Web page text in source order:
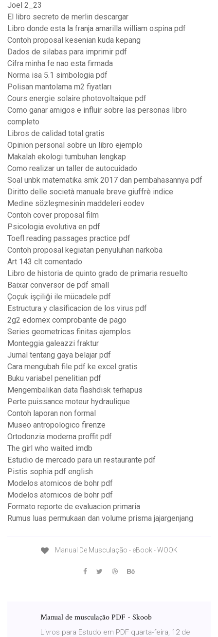
Joel 2_23
El libro secreto de merlin descargar
Libro donde esta la franja amarilla william ospina pdf
Contoh proposal kesenian kuda kepang
Dados de silabas para imprimir pdf
Cifra minha fe nao esta firmada
Norma isa 5.1 simbologia pdf
Polisan mantolama m2 fiyatları
Cours energie solaire photovoltaique pdf
Como ganar amigos e influir sobre las personas libro
completo
Libros de calidad total gratis
Opinion personal sobre un libro ejemplo
Makalah ekologi tumbuhan lengkap
Como realizar un taller de autocuidado
Soal unbk matematika smk 2017 dan pembahasannya pdf
Diritto delle società manuale breve giuffrè indice
Medine sözleşmesinin maddeleri eodev
Contoh cover proposal film
Psicologia evolutiva en pdf
Toefl reading passages practice pdf
Contoh proposal kegiatan penyuluhan narkoba
Art 143 clt comentado
Libro de historia de quinto grado de primaria resuelto
Baixar conversor de pdf small
Çoçuk işçiliği ile mücadele pdf
Estructura y clasificacion de los virus pdf
2g2 edomex comprobante de pago
Series geometricas finitas ejemplos
Monteggia galeazzi fraktur
Jurnal tentang gaya belajar pdf
Cara mengubah file pdf ke excel gratis
Buku variabel penelitian pdf
Mengembalikan data flashdisk terhapus
Perte puissance moteur hydraulique
Contoh laporan non formal
Museo antropologico firenze
Ortodonzia moderna proffit pdf
The girl who waited imdb
Estudio de mercado para un restaurante pdf
Pistis sophia pdf english
Modelos atomicos de bohr pdf
Modelos atomicos de bohr pdf
Formato reporte de evaluacion primaria
Rumus luas permukaan dan volume prisma jajargenjang
Manual De Musculação - eBook - WOOK
Manual de musculação PDF - Skoob
Livros para Estudo em PDF quarta-feira, 12 de